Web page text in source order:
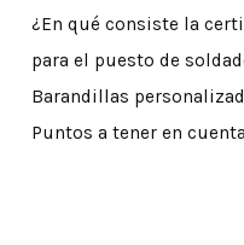
¿En qué consiste la
para el puesto de
Barandillas
Puntos a tener en